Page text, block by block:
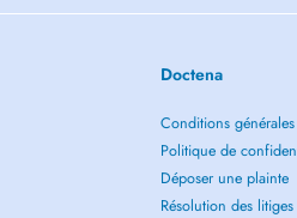
Doctena
Conditions générales
Politique de
Déposer une plainte
Résolution des litiges